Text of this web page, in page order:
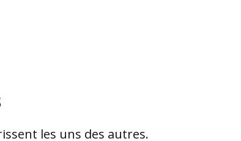
les uns des autres.